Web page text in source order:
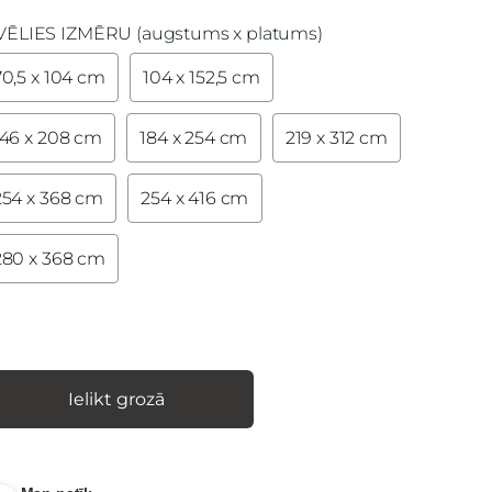
IZMĒRU (augstums x platums)
x 104 cm 104 x 152,5 cm
x 208 cm 184 x 254 cm 219 x 312 cm
x 368 cm 254 x 416 cm
x 368 cm
Ielikt grozā